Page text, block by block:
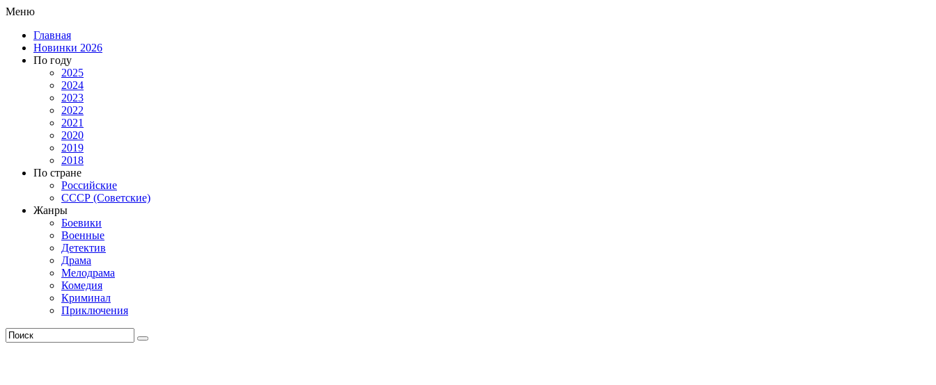
Меню
Главная
Новинки 2026
По году
2025
2024
2023
2022
2021
2020
2019
2018
По стране
Российские
СССР (Советские)
Жанры
Боевики
Военные
Детектив
Драма
Мелодрама
Комедия
Криминал
Приключения